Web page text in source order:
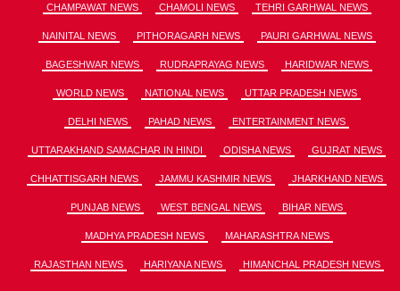
CHAMPAWAT NEWS CHAMOLI NEWS TEHRI GARHWAL NEWS
NAINITAL NEWS PITHORAGARH NEWS PAURI GARHWAL NEWS
BAGESHWAR NEWS RUDRAPRAYAG NEWS HARIDWAR NEWS
WORLD NEWS NATIONAL NEWS UTTAR PRADESH NEWS
DELHI NEWS PAHAD NEWS ENTERTAINMENT NEWS
UTTARAKHAND SAMACHAR IN HINDI ODISHA NEWS GUJRAT NEWS
CHHATTISGARH NEWS JAMMU KASHMIR NEWS JHARKHAND NEWS
PUNJAB NEWS WEST BENGAL NEWS BIHAR NEWS
MADHYA PRADESH NEWS MAHARASHTRA NEWS
RAJASTHAN NEWS HARIYANA NEWS HIMANCHAL PRADESH NEWS